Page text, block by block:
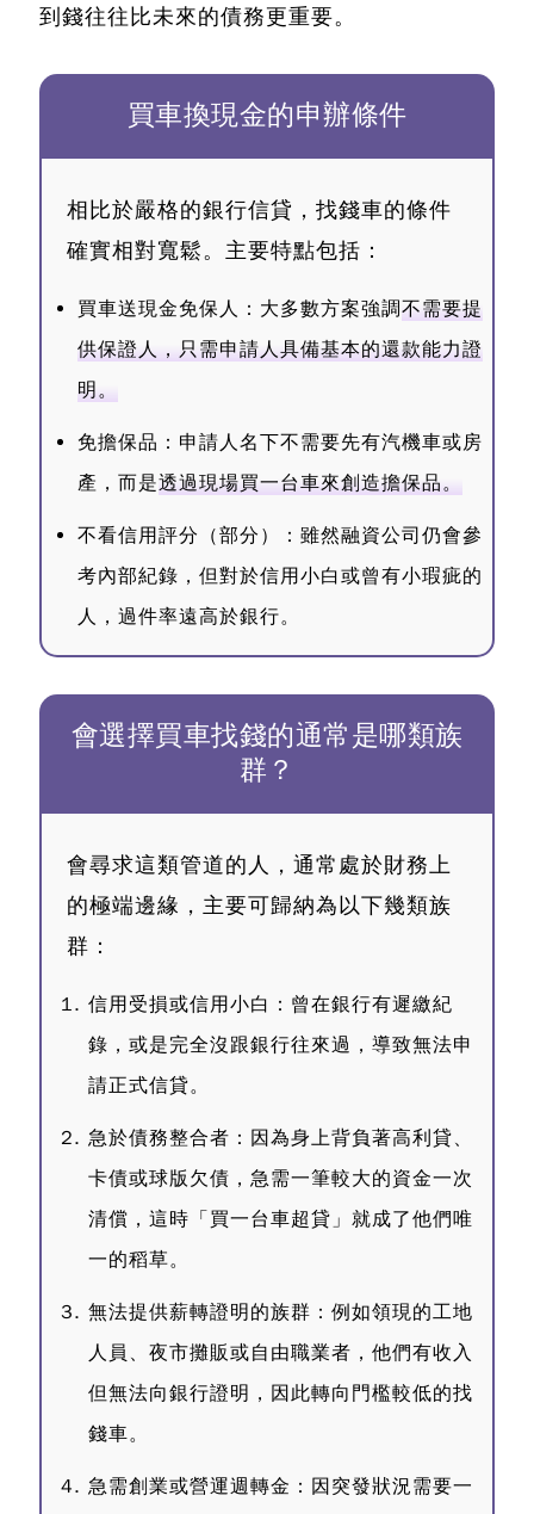
到錢往往比未來的債務更重要。
買車換現金的申辦條件
相比於嚴格的銀行信貸，找錢車的條件
確實相對寬鬆。主要特點包括：
買車送現金免保人：大多數方案強調不需要提
供保證人，只需申請人具備基本的還款能力證
明。
免擔保品：申請人名下不需要先有汽機車或房
產，而是透過現場買一台車來創造擔保品。
不看信用評分（部分）：雖然融資公司仍會參
考內部紀錄，但對於信用小白或曾有小瑕疵的
人，過件率遠高於銀行。
會選擇買車找錢的通常是哪類族
群？
會尋求這類管道的人，通常處於財務上
的極端邊緣，主要可歸納為以下幾類族
群：
信用受損或信用小白 ：曾在銀行有遲繳紀
錄，或是完全沒跟銀行往來過，導致無法申
請正式信貸。
急於債務整合者 ：因為身上背負著高利貸、
卡債或球版欠債，急需一筆較大的資金一次
清償，這時「買一台車超貸」就成了他們唯
一的稻草。
無法提供薪轉證明的族群 ：例如領現的工地
人員、夜市攤販或自由職業者，他們有收入
但無法向銀行證明，因此轉向門檻較低的找
錢車。
急需創業或營運週轉金 ：因突發狀況需要一